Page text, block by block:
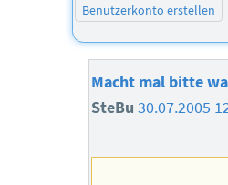
Benutzerkonto erstellen
Macht mal bitte
SteBu 30.07.2005